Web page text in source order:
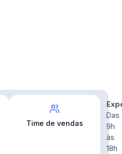
Time de vendas
Das
9h
às
18h